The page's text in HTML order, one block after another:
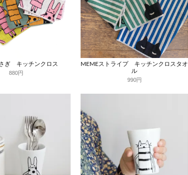
ぎ キッチンクロス
880円
MEMEストライプ キッチンクロスタオ
ル
990円